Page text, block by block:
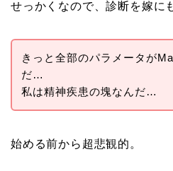
せっかくなので、診断を嫁に
きっと全部のパラメータが
だ…
私は精神疾患の塊なんだ…
始める前から超悲観的。